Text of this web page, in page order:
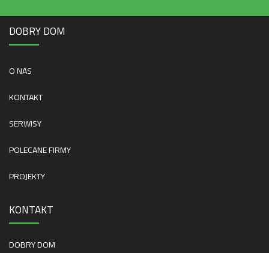
DOBRY DOM
O NAS
KONTAKT
SERWISY
POLECANE FIRMY
PROJEKTY
KONTAKT
DOBRY DOM